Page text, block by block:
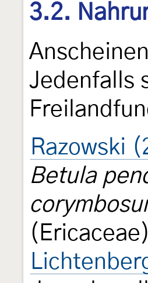
3.2.
Jedenfalls
Razowski
Betula